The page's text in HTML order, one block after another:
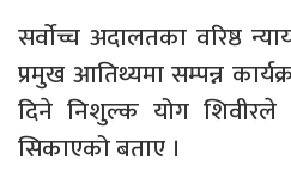
सर्वाेच्च अदालतका वरिष्ठ
प्रमुख आतिथ्यमा सम्पन्न
दिने निशुल्क योग शिवीरले
सिकाएको बताए ।